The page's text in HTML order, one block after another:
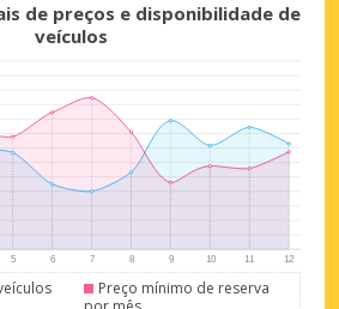
de preços e disponibilidade de
veículos
Preço mínimo de reserva